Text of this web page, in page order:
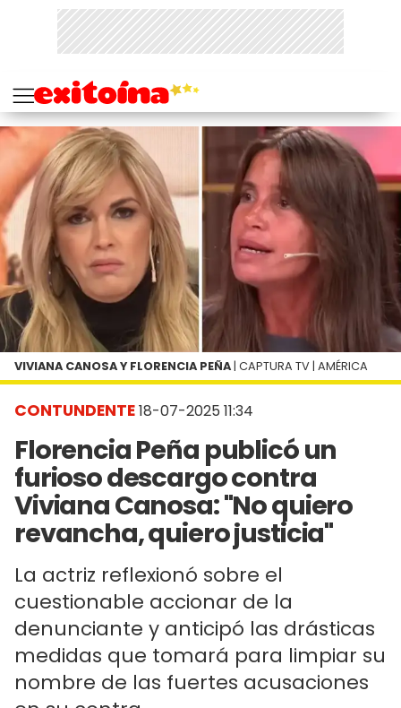
CONTUNDENTE18-07-2025 11:34
Florencia Peña publicó un
furioso descargo contra
Viviana Canosa: "No quiero
revancha, quiero justicia"
La actriz reflexionó sobre el
cuestionable accionar de la
denunciante y anticipó las drásticas
medidas que tomará para limpiar su
nombre de las fuertes acusaciones
VIVIANA CANOSA Y FLORENCIA PEÑA | CAPTURA TV | AMÉRICA